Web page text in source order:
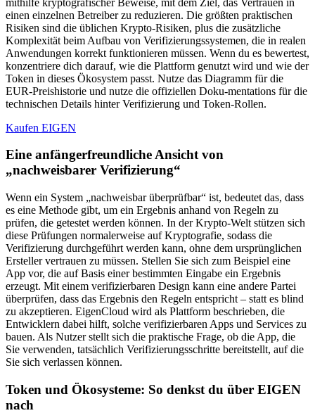
einen einzelnen Betreiber zu reduzieren. Die größten praktischen
Risiken sind die üblichen Krypto-Risiken, plus die zusätzliche
Komplexität beim Aufbau von Verifizierungssystemen, die in realen
Anwendungen korrekt funktionieren müssen. Wenn du es bewertest,
konzentriere dich darauf, wie die Plattform genutzt wird und wie der
Token in dieses Ökosystem passt. Nutze das Diagramm für die
EUR-Preishistorie und nutze die offiziellen Doku-mentations für die
technischen Details hinter Verifizierung und Token-Rollen.
Kaufen EIGEN
Eine anfängerfreundliche Ansicht von
„nachweisbarer Verifizierung“
Wenn ein System „nachweisbar überprüfbar“ ist, bedeutet das, dass
es eine Methode gibt, um ein Ergebnis anhand von Regeln zu
prüfen, die getestet werden können. In der Krypto-Welt stützen sich
diese Prüfungen normalerweise auf Kryptografie, sodass die
Verifizierung durchgeführt werden kann, ohne dem ursprünglichen
Ersteller vertrauen zu müssen. Stellen Sie sich zum Beispiel eine
App vor, die auf Basis einer bestimmten Eingabe ein Ergebnis
erzeugt. Mit einem verifizierbaren Design kann eine andere Partei
überprüfen, dass das Ergebnis den Regeln entspricht – statt es blind
zu akzeptieren. EigenCloud wird als Plattform beschrieben, die
Entwicklern dabei hilft, solche verifizierbaren Apps und Services zu
bauen. Als Nutzer stellt sich die praktische Frage, ob die App, die
Sie verwenden, tatsächlich Verifizierungsschritte bereitstellt, auf die
Sie sich verlassen können.
Token und Ökosysteme: So denkst du über EIGEN
nach